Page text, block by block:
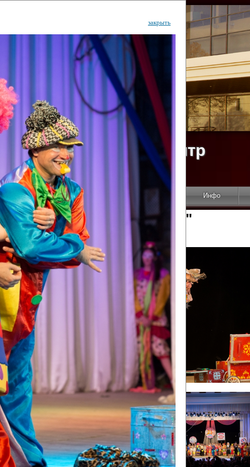
культурный центр
Республики
Афиша Арт-прожектор Инфо
"ДВОРЕЦ РЕСПУБЛИКИ"
закрыть
фестиваля
«Ровесник» Дом культуры с.
Светлана Георгиевна
«Шари-вари» МУ «Культурно-
Отличные работники
Алёна Александровна и
Дома культуры с. Делакеу,
Отличный работник культуры
Петрович Дижмару;
культуры посёлка Красное,
работник культуры
Анжела Владимировна